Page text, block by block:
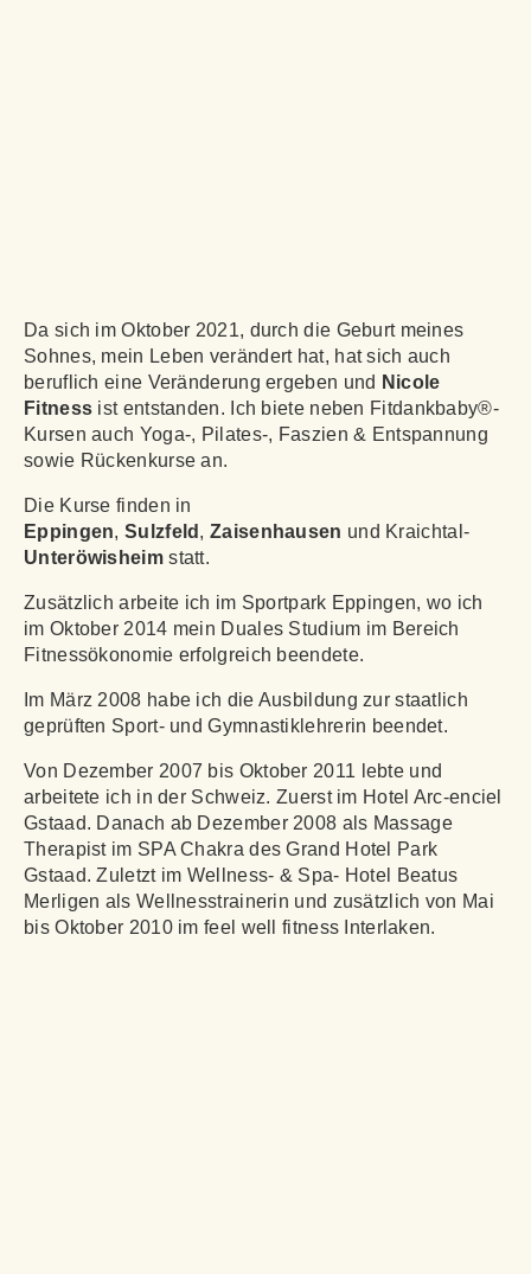
Da sich im Oktober 2021, durch die Geburt meines
Sohnes, mein Leben verändert hat, hat sich auch
beruflich eine Veränderung ergeben und Nicole
Fitness ist entstanden. Ich biete neben Fitdankbaby®-
Kursen auch Yoga-, Pilates-, Faszien & Entspannung
sowie Rückenkurse an.
Die Kurse finden in
Eppingen,Sulzfeld ,Zaisenhausen und Kraichtal-
Unteröwisheimstatt.
Zusätzlich arbeite ich im Sportpark Eppingen, wo ich
im Oktober 2014 mein Duales Studium im Bereich
Fitnessökonomie erfolgreich beendete.
Im März 2008 habe ich die Ausbildung zur staatlich
geprüften Sport- und Gymnastiklehrerin beendet.
Von Dezember 2007 bis Oktober 2011 lebte und
arbeitete ich in der Schweiz. Zuerst im Hotel Arc-enciel
Gstaad. Danach ab Dezember 2008 als Massage
Therapist im SPA Chakra des Grand Hotel Park
Gstaad. Zuletzt im Wellness- & Spa- Hotel Beatus
Merligen als Wellnesstrainerin und zusätzlich von Mai
bis Oktober 2010 im feel well fitness Interlaken.